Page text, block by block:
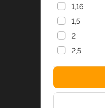
1,16
1,5
2
2,5